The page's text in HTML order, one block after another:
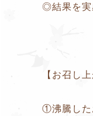
◎結果を実
【お召し
①沸騰した